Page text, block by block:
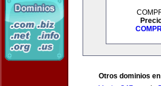
Otros dominios